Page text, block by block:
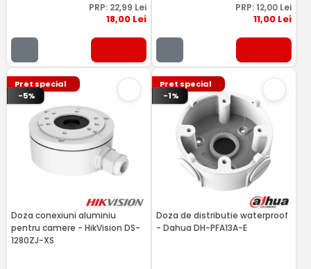
PRP: 22,99 Lei
18,00Lei
PRP: 12,00 Lei
11,00 Lei
Pret special
-5%
Doza conexiuni aluminiu
pentru camere - HikVision DS-
1280ZJ-XS
Pret special
-1%
Doza de distributie waterproof
- Dahua DH-PFA13A-E